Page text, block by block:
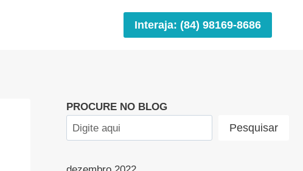
Interaja: (84) 98169-8686
PROCURE NO BLOG
Pesquisar